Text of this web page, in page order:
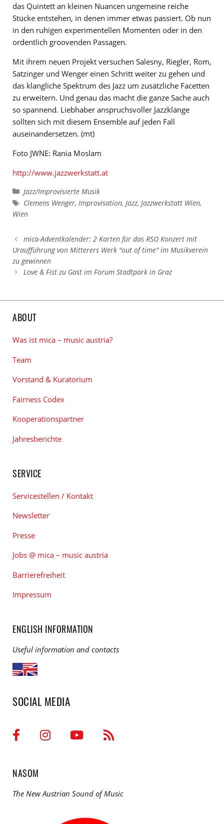
das Quintett an kleinen Nuancen ungemeine reiche
Stücke entstehen, in denen immer etwas passiert. Ob nun
in den ruhigen experimentellen Momenten oder in den
ordentlich groovenden Passagen.
Mit ihrem neuen Projekt versuchen Salesny, Riegler, Rom,
Satzinger und Wenger einen Schritt weiter zu gehen und
das klangliche Spektrum des Jazz um zusätzliche Facetten
zu erweitern. Und genau das macht die ganze Sache auch
so spannend. Liebhaber anspruchsvoller Jazzklänge
sollten sich mit diesem Ensemble auf jeden Fall
auseinandersetzen. (mt)
Foto JWNE: Rania Moslam
http://www.jazzwerkstatt.at
Kategorien
Jazz/Improvisierte Musik
Schlagwörter
Clemens Wenger,Improvisation,Jazz,Jazzwerkstatt Wien,
Wien
mica-Adventkalender: 2 Karten für das RSO Konzert mit
Uraufführung von Mitterers Werk "out of time" im Musikverein
zu gewinnen
Love & Fist zu Gast im Forum Stadtpark in Graz
ABOUT
Was ist mica – music austria?
Team
Vorstand & Kuratorium
Fairness Codex
Kooperationspartner
Jahresberichte
SERVICE
Servicestellen / Kontakt
Newsletter
Presse
Jobs @ mica – music austria
Barrierefreiheit
Impressum
ENGLISH INFORMATION
Useful information and contacts
SOCIAL MEDIA
NASOM
The New Austrian Sound of Music